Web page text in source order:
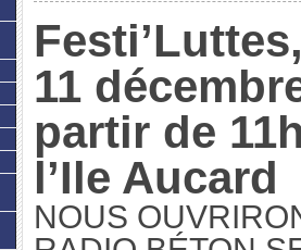
11
partir de
l’Ile Aucard
NOUS